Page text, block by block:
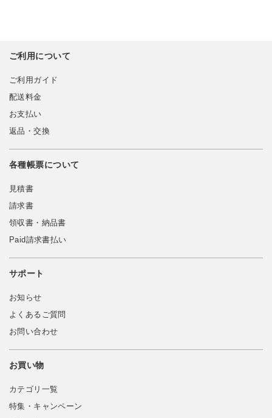
ご利用について
ご利用ガイド
配送料金
お支払い
返品・交換
各種帳票について
見積書
請求書
領収書・納品書
Paid請求書払い
サポート
お知らせ
よくあるご質問
お問い合わせ
お買い物
カテゴリ一覧
特集・キャンペーン